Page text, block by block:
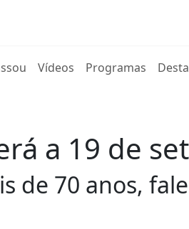
Vídeos Programas
a 19 de
de 70 anos,